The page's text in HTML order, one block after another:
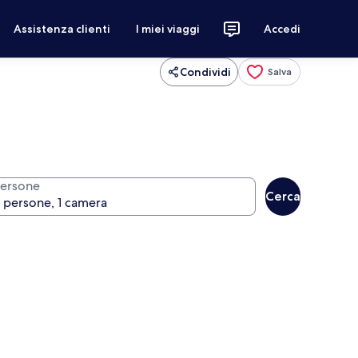
Assistenza clienti I miei viaggi Accedi
Condividi Salva
Cerca